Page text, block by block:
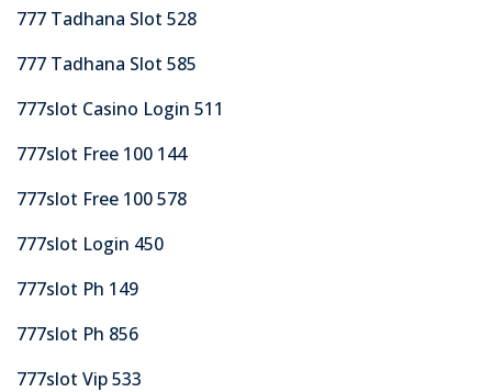
777 Tadhana Slot 528
777 Tadhana Slot 585
777slot Casino Login 511
777slot Free 100 144
777slot Free 100 578
777slot Login 450
777slot Ph 149
777slot Ph 856
777slot Vip 533